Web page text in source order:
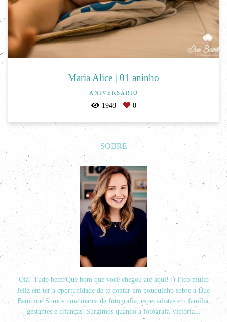
Maria Alice | 01 aninho
ANIVERSÁRIO
1948 0
SOBRE
Olá! Tudo bem?Que bom que você chegou até aqui! :) Fico muito
feliz em ter a oportunidade de te contar um pouquinho sobre a Due
Bambine!Somos uma marca de fotografia, especialistas em família,
gestantes e crianças. Surgimos quando a fotógrafa Victória...